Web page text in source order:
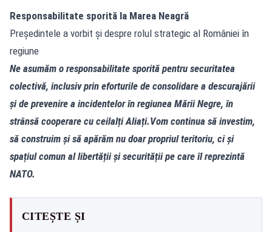
Responsabilitate sporită la Marea Neagră
Președintele a vorbit și despre rolul strategic al României în
regiune
Ne asumăm o responsabilitate sporită pentru securitatea
colectivă, inclusiv prin eforturile de consolidare a descurajării
și de prevenire a incidentelor în regiunea Mării Negre, în
strânsă cooperare cu ceilalți Aliați.Vom continua să investim,
să construim și să apărăm nu doar propriul teritoriu, ci și
spațiul comun al libertății și securității pe care îl reprezintă
NATO.
CITEȘTE ȘI